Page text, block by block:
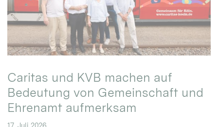
Caritas und KVB machen auf
Bedeutung von Gemeinschaft und
Ehrenamt aufmerksam